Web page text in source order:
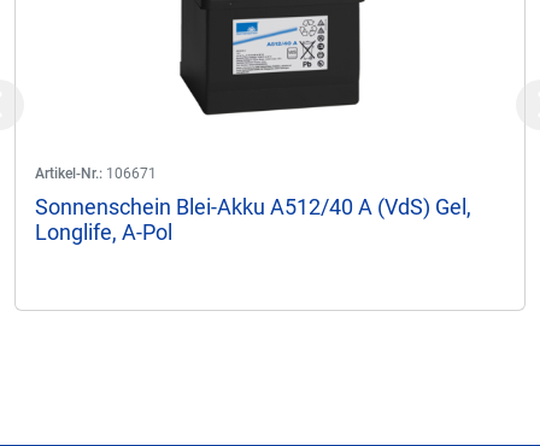
Artikel-Nr.: 106671
Sonnenschein Blei-Akku A512/40 A (VdS) Gel,
Longlife, A-Pol